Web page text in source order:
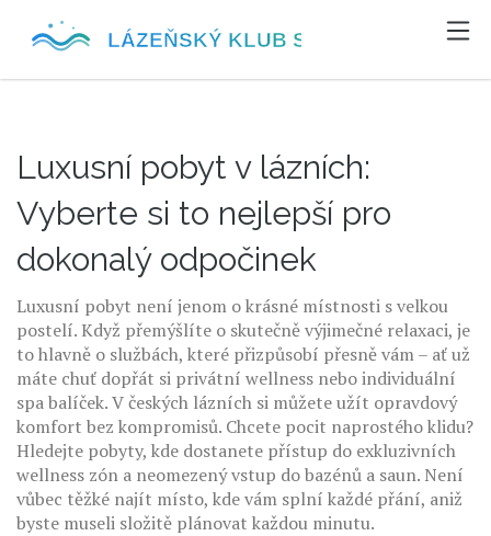
Luxusní pobyt v lázních:
Vyberte si to nejlepší pro
dokonalý odpočinek
Luxusní pobyt není jenom o krásné místnosti s velkou
postelí. Když přemýšlíte o skutečně výjimečné relaxaci, je
to hlavně o službách, které přizpůsobí přesně vám – ať už
máte chuť dopřát si privátní wellness nebo individuální
spa balíček. V českých lázních si můžete užít opravdový
komfort bez kompromisů. Chcete pocit naprostého klidu?
Hledejte pobyty, kde dostanete přístup do exkluzivních
wellness zón a neomezený vstup do bazénů a saun. Není
vůbec těžké najít místo, kde vám splní každé přání, aniž
byste museli složitě plánovat každou minutu.